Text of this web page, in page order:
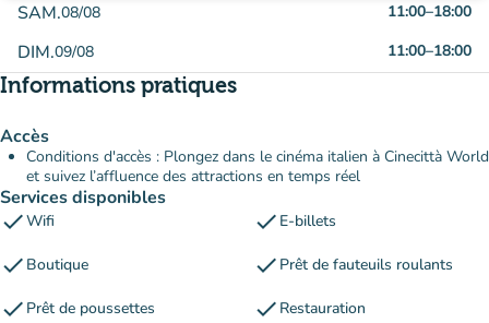
SAM.08/08 11:00–18:00
DIM.09/08 11:00–18:00
Informations pratiques
Accès
Conditions d'accès : Plongez dans le cinéma italien à Cinecittà World
et suivez l’affluence des attractions en temps réel
Services disponibles
checkWifi check E-billets
check Boutique check Prêt de fauteuils roulants
check Prêt de poussettes check Restauration